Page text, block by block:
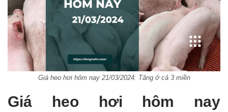
Giá heo hơi hôm nay 21/03/2024: Tăng ở cả 3 miền
Giá heo hơi hôm nay